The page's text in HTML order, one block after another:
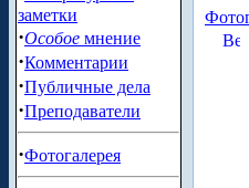
заметки
·Особое мнение
·Комментарии
·Публичные дела
·Преподаватели
·Фотогалерея